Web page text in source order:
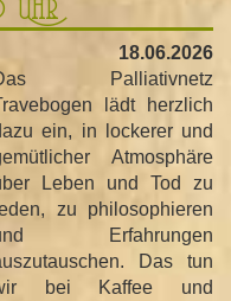
m
s
c
h
a
l
e
n
Uhr
18.06.2026
Palliativnetz
lädt herzlich
ein, in lockerer und
Atmosphäre
Leben und Tod zu
zu philosophieren
Erfahrungen
Das tun
bei Kaffee und